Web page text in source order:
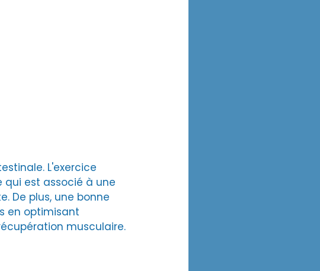
L'exercice
est associé à une
De plus, une bonne
en optimisant
musculaire.